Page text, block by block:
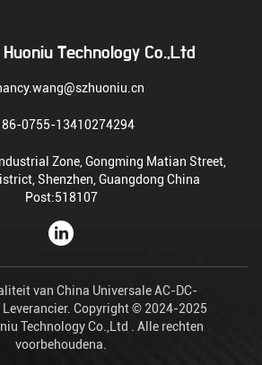
Technology Co.,Ltd
86-0755-13410274294
Zone, Gongming Matian Street,
Shenzhen, Guangdong China
Post:518107
van China Universale AC-DC-
Copyright © 2024-2025
Technology Co.,Ltd . Alle rechten
voorbehoudena.